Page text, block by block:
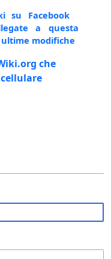
su Facebook
a questa
ultime modifiche
che